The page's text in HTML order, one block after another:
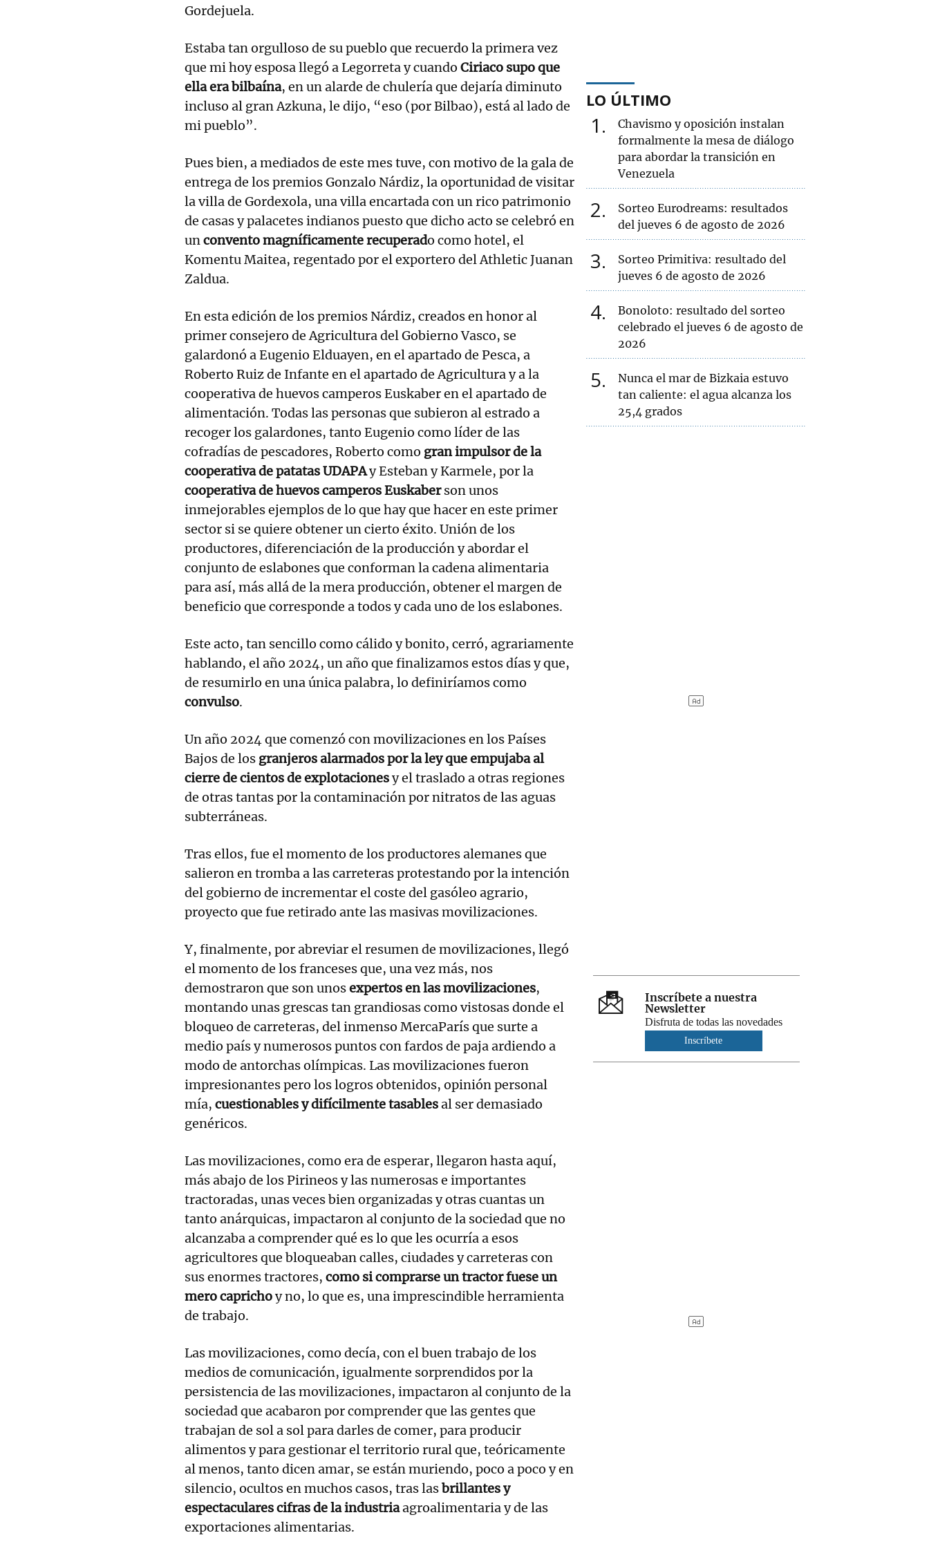
Gordejuela.
Estaba tan orgulloso de su pueblo que recuerdo la primera vez
que mi hoy esposa llegó a Legorreta y cuando Ciriaco supo que
ella era bilbaína, en un alarde de chulería que dejaría diminuto
incluso al gran Azkuna, le dijo, “eso (por Bilbao), está al lado de
mi pueblo”.
Pues bien, a mediados de este mes tuve, con motivo de la gala de
entrega de los premios Gonzalo Nárdiz, la oportunidad de visitar
la villa de Gordexola, una villa encartada con un rico patrimonio
de casas y palacetes indianos puesto que dicho acto se celebró en
unconvento magníficamente recuperado como hotel, el
Komentu Maitea, regentado por el exportero del Athletic Juanan
Zaldua.
En esta edición de los premios Nárdiz, creados en honor al
primer consejero de Agricultura del Gobierno Vasco, se
galardonó a Eugenio Elduayen, en el apartado de Pesca, a
Roberto Ruiz de Infante en el apartado de Agricultura y a la
cooperativa de huevos camperos Euskaber en el apartado de
alimentación. Todas las personas que subieron al estrado a
recoger los galardones, tanto Eugenio como líder de las
cofradías de pescadores, Roberto como gran impulsor de la
cooperativa de patatas UDAPAy Esteban y Karmele, por la
cooperativa de huevos camperos Euskaberson unos
inmejorables ejemplos de lo que hay que hacer en este primer
sector si se quiere obtener un cierto éxito. Unión de los
productores, diferenciación de la producción y abordar el
conjunto de eslabones que conforman la cadena alimentaria
para así, más allá de la mera producción, obtener el margen de
beneficio que corresponde a todos y cada uno de los eslabones.
Este acto, tan sencillo como cálido y bonito, cerró, agrariamente
hablando, el año 2024, un año que finalizamos estos días y que,
de resumirlo en una única palabra, lo definiríamos como
convulso.
Un año 2024 que comenzó con movilizaciones en los Países
Bajos de los granjeros alarmados por la ley que empujaba al
cierre de cientos de explotacionesy el traslado a otras regiones
de otras tantas por la contaminación por nitratos de las aguas
subterráneas.
Tras ellos, fue el momento de los productores alemanes que
salieron en tromba a las carreteras protestando por la intención
del gobierno de incrementar el coste del gasóleo agrario,
proyecto que fue retirado ante las masivas movilizaciones.
Y, finalmente, por abreviar el resumen de movilizaciones, llegó
el momento de los franceses que, una vez más, nos
demostraron que son unosexpertos en las movilizaciones,
montando unas grescas tan grandiosas como vistosas donde el
bloqueo de carreteras, del inmenso MercaParís que surte a
medio país y numerosos puntos con fardos de paja ardiendo a
modo de antorchas olímpicas. Las movilizaciones fueron
impresionantes pero los logros obtenidos, opinión personal
mía, cuestionables y difícilmente tasablesal ser demasiado
genéricos.
Las movilizaciones, como era de esperar, llegaron hasta aquí,
más abajo de los Pirineos y las numerosas e importantes
tractoradas, unas veces bien organizadas y otras cuantas un
tanto anárquicas, impactaron al conjunto de la sociedad que no
alcanzaba a comprender qué es lo que les ocurría a esos
agricultores que bloqueaban calles, ciudades y carreteras con
sus enormes tractores, como si comprarse un tractor fuese un
mero caprichoy no, lo que es, una imprescindible herramienta
de trabajo.
Las movilizaciones, como decía, con el buen trabajo de los
medios de comunicación, igualmente sorprendidos por la
persistencia de las movilizaciones, impactaron al conjunto de la
sociedad que acabaron por comprender que las gentes que
trabajan de sol a sol para darles de comer, para producir
alimentos y para gestionar el territorio rural que, teóricamente
al menos, tanto dicen amar, se están muriendo, poco a poco y en
silencio, ocultos en muchos casos, tras lasbrillantes y
espectaculares cifras de la industriaagroalimentaria y de las
exportaciones alimentarias.
LO ÚLTIMO
1
Chavismo y oposición instalan
formalmente la mesa de diálogo
para abordar la transición en
Venezuela
2
Sorteo Eurodreams: resultados
del jueves 6 de agosto de 2026
3
Sorteo Primitiva: resultado del
jueves 6 de agosto de 2026
4
Bonoloto: resultado del sorteo
celebrado el jueves 6 de agosto de
2026
5
Nunca el mar de Bizkaia estuvo
tan caliente: el agua alcanza los
25,4 grados
Inscríbete a nuestra
Newsletter
Disfruta de todas las novedades
Inscríbete